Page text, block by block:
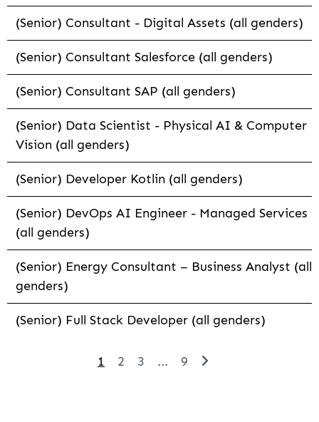
(Senior) Consultant - Digital Assets (all genders)
(Senior) Consultant Salesforce (all genders)
(Senior) Consultant SAP (all genders)
(Senior) Data Scientist - Physical AI & Computer
Vision (all genders)
(Senior) Developer Kotlin (all genders)
(Senior) DevOps AI Engineer - Managed Services
(all genders)
(Senior) Energy Consultant – Business Analyst (all
genders)
(Senior) Full Stack Developer (all genders)
1 2 3 ... 9